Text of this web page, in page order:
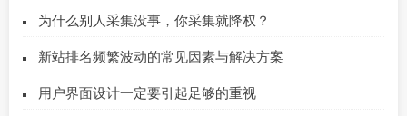
为什么别人采集没事，你采集就降权？
新站排名频繁波动的常见因素与解决方案
用户界面设计一定要引起足够的重视